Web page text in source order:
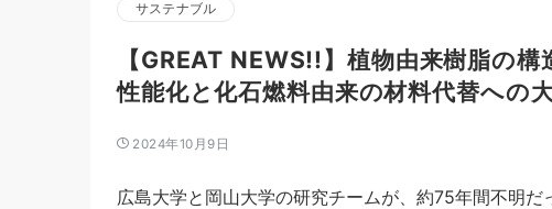
サステナブル
【GREAT NEWS!!】植物由来樹脂の
性能化と化石燃料由来の材料代替への
2024年10月9日
広島大学と岡山大学の研究チームが、約75年間不明